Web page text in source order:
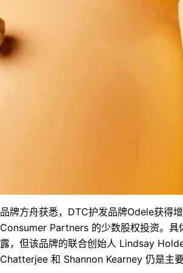
品牌方舟获悉，DTC护发品牌Odele获得
Consumer Partners 的少数股权投资。具
露，但该品牌的联合创始人 Lindsay
Chatterjee 和 Shannon Kearney 仍是主要